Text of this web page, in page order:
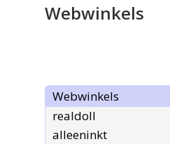
Webwinkels
Webwinkels
realdoll
alleeninkt